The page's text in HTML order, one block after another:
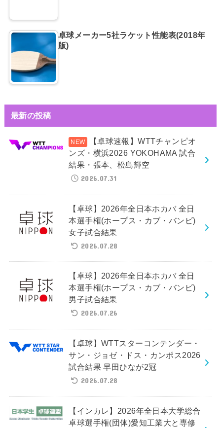
卓球メーカー5社ラケット性能表(2018年
版)
最新の投稿
【卓球速報】WTTチャンピオ
ンズ・横浜2026 YOKOHAMA 試合
結果・張本、松島輝空
2026.07.31
【卓球】2026年全日本ホカバ 全日
本選手権(ホープス・カブ・バンビ)
女子試合結果
2026.07.28
【卓球】2026年全日本ホカバ 全日
本選手権(ホープス・カブ・バンビ)
男子試合結果
2026.07.26
【卓球】WTTスターコンテンダー・
サン・ジョゼ・ドス・カンポス2026
試合結果 早田ひなが2冠
2026.07.28
【インカレ】2026年全日本大学総合
卓球選手権(団体)愛知工業大と専修